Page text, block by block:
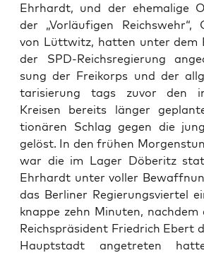
Ehrhardt, und der ehe­ma­lige
der „Vor­läu­fi­gen Reich­swehr“,
von Lüt­twitz, hat­ten unter dem
der SPD-Reich­sregierung
sung der Freiko­rps und der
tarisierung tags zuvor den in
Kreisen bere­its länger
tionären Schlag gegen die
gelöst. In den frühen
war die im Lager Döberitz
Ehrhardt unter voller
das Berlin­er Regierungsvier­tel
knappe zehn Minuten,
Reich­spräsi­dent Friedrich Ebert
Haupt­stadt ange­treten